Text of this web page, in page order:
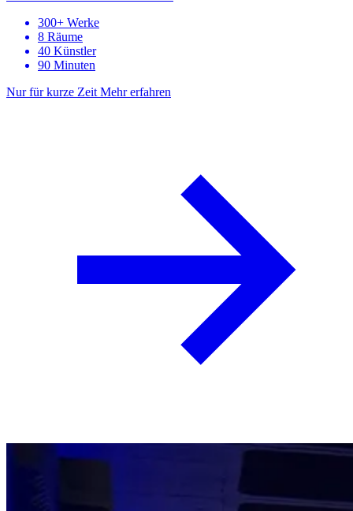
300+ Werke
8 Räume
40 Künstler
90 Minuten
Nur für kurze Zeit Mehr erfahren